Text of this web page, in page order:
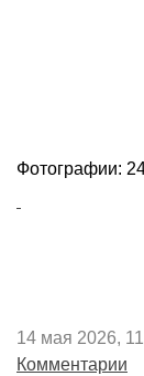
Фотографии:
14 мая 2026,
Комментарии